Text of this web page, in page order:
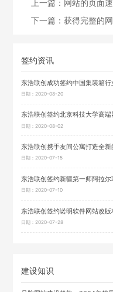
上一篇： 网站的页面
下一篇： 获得完整的
签约资讯
东浩联创成功签约中国集装箱
日期：2020-08-20
东浩联创签约北京科技大学高端
日期：2020-08-02
东浩联创携手友间公寓打造全新
日期：2020-07-15
东浩联创签约新疆第一师阿拉
日期：2020-07-10
东浩联创签约诺明软件网站改版
日期：2020-07-28
建设知识